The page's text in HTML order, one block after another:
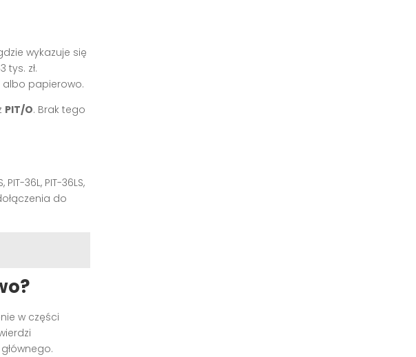
wykazuje się
zł.
albo papierowo.
PIT/O. Brak tego
36L, PIT-36LS,
do
w części